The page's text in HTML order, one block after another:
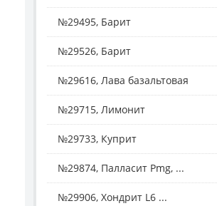
№29495, Барит
№29526, Барит
№29616, Лава базальтовая
№29715, Лимонит
№29733, Куприт
№29874, Палласит Pmg, ...
№29906, Хондрит L6 ...